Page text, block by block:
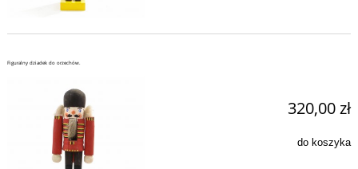
Figuralny dziadek do orzechów.
320,00 zł
do koszyka